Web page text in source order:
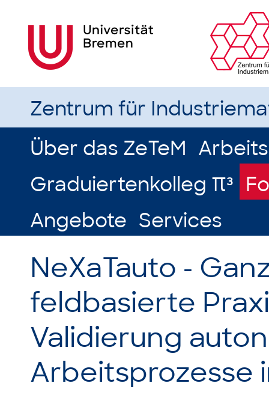
Zentrum für
Über das ZeTeM
Graduiertenkolleg π³
Angebote Services
NeXaTauto -
feldbasierte
Validierung
Arbeitsprozesse